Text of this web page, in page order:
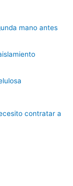
mano antes
contratar a